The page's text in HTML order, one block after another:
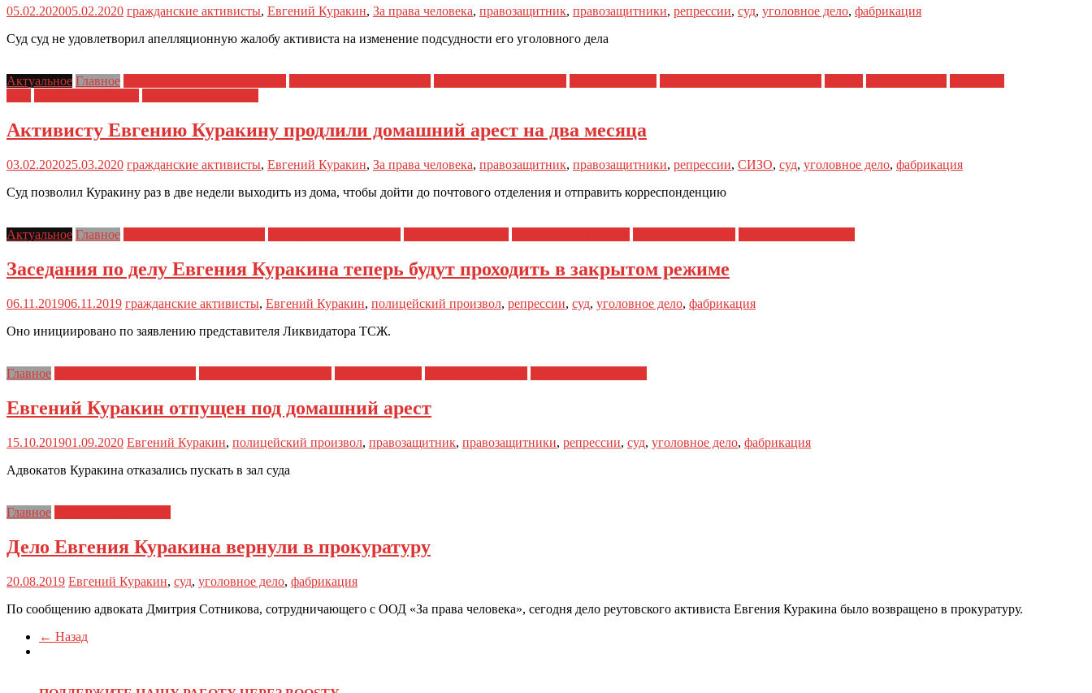
05.02.202005.02.2020 гражданские активисты, Евгений Куракин, За права человека, правозащитник, правозащитники, репрессии, суд, уголовное дело, фабрикация
Суд суд не удовлетворил апелляционную жалобу активиста на изменение подсудности его уголовного дела
Актуальное Главное
Активисту Евгению Куракину продлили домашний арест на два месяца
03.02.202025.03.2020 гражданские активисты, Евгений Куракин, За права человека, правозащитник, правозащитники, репрессии, СИЗО, суд, уголовное дело, фабрикация
Суд позволил Куракину раз в две недели выходить из дома, чтобы дойти до почтового отделения и отправить корреспонденцию
Актуальное Главное
Заседания по делу Евгения Куракина теперь будут проходить в закрытом режиме
06.11.201906.11.2019 гражданские активисты, Евгений Куракин, полицейский произвол, репрессии, суд, уголовное дело, фабрикация
Оно инициировано по заявлению представителя Ликвидатора ТСЖ.
Главное
Евгений Куракин отпущен под домашний арест
15.10.201901.09.2020 Евгений Куракин, полицейский произвол, правозащитник, правозащитники, репрессии, суд, уголовное дело, фабрикация
Адвокатов Куракина отказались пускать в зал суда
Главное
Дело Евгения Куракина вернули в прокуратуру
20.08.2019 Евгений Куракин, суд, уголовное дело, фабрикация
По сообщению адвоката Дмитрия Сотникова, сотрудничающего с ООД «За права человека», сегодня дело реутовского активиста Евгения Куракина было возвращено в прокуратуру.
← Назад